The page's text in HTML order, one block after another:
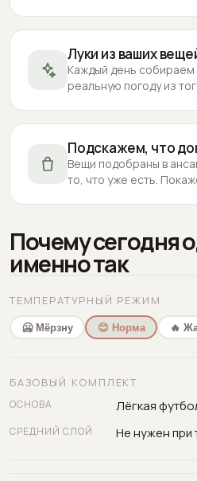
Луки из ваших
Каждый день
реальную погоду из
Подскажем, что
Вещи подобраны в
то, что уже есть.
Почему сегодня
именно так
ТЕМПЕРАТУРНЫЙ РЕЖИМ
🥶 Мёрзну 😊 Норма 🔥
БАЗОВЫЙ КОМПЛЕКТ
ОСНОВА Лёгкая
СРЕДНИЙ СЛОЙ Не нужен при